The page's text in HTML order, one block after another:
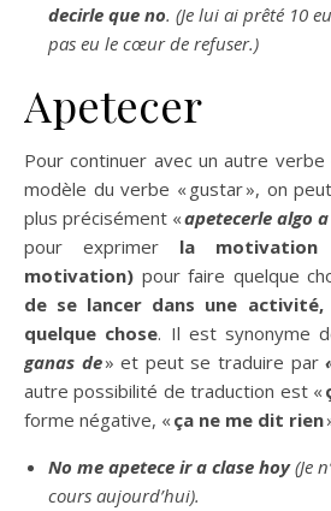
decirle que no. (Je lui ai prêté 10
pas eu le cœur de refuser.)
Apetecer
Pour continuer avec un autre
modèle du verbe « gustar », on
plus précisément «apetecerle algo
pour exprimer la motivation
motivation) pour faire quelque
de se lancer dans une
quelque chose. Il est synonyme
ganas de» et peut se traduire par
autre possibilité de traduction est «
forme négative, « ça ne me dit rien
No me apetece ir a clase hoy(Je
cours aujourd’hui).